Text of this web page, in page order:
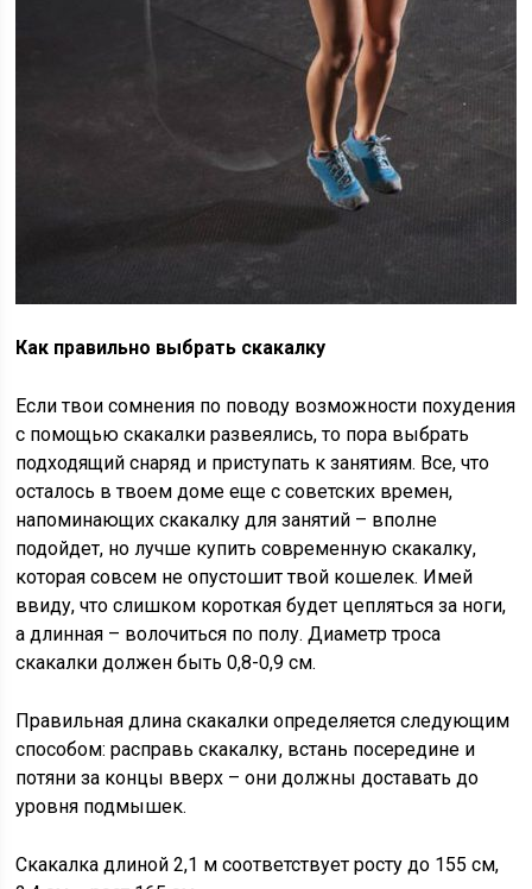
Как правильно выбрать скакалку
Если твои сомнения по поводу возможности похудения
с помощью скакалки развеялись, то пора выбрать
подходящий снаряд и приступать к занятиям. Все, что
осталось в твоем доме еще с советских времен,
напоминающих скакалку для занятий – вполне
подойдет, но лучше купить современную скакалку,
которая совсем не опустошит твой кошелек. Имей
ввиду, что слишком короткая будет цепляться за ноги,
а длинная – волочиться по полу. Диаметр троса
скакалки должен быть 0,8-0,9 см.
Правильная длина скакалки определяется следующим
способом: расправь скакалку, встань посередине и
потяни за концы вверх – они должны доставать до
уровня подмышек.
Скакалка длиной 2,1 м соответствует росту до 155 см,